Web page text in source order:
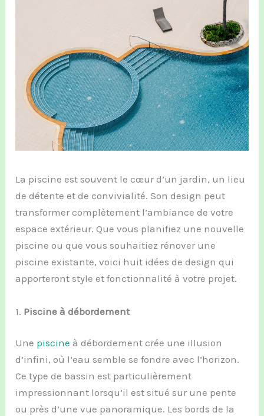
La piscine est souvent le cœur d’un jardin, un lieu
de détente et de convivialité. Son design peut
transformer complètement l’ambiance de votre
espace extérieur. Que vous planifiez une nouvelle
piscine ou que vous souhaitiez rénover une
piscine existante, voici huit idées de design qui
apporteront style et fonctionnalité à votre projet.
1. Piscine à débordement
Une piscine à débordement crée une illusion
d’infini, où l’eau semble se fondre avec l’horizon.
Ce type de bassin est particulièrement
impressionnant lorsqu’il est situé sur une pente
ou près d’une vue panoramique. Les bords de la